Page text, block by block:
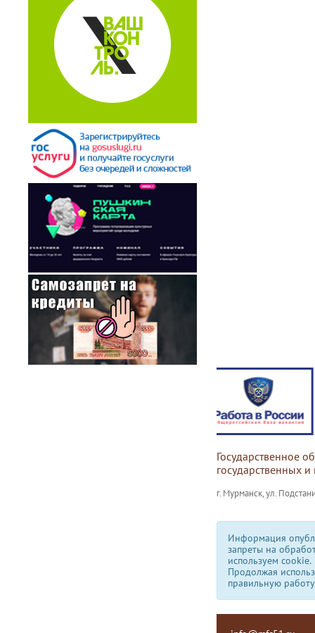
Государственное
государственных
г. Мурманск, ул.
Информация
запреты на
используем сookie.
Продолжая
правильную